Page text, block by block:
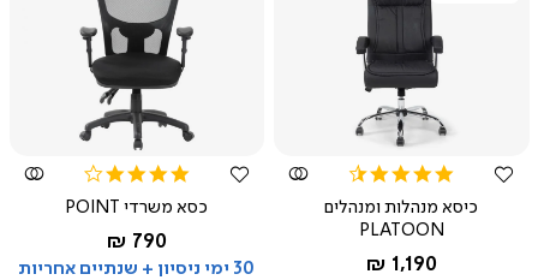
צפייה
מהירה
4.3
rating
כיסא מנהלות ומנהלים
PLATOON
החל מ-
1,190 ₪שחור
צפייה
מהירה
rating
כסא משרדי POINT
החל מ-
790 ₪
30 ימי ניסיון + שנתיים אחריות
שחור